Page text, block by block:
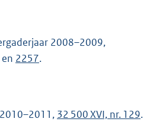
2008–2009,
en 2257.
32 500 XVI, nr. 129.